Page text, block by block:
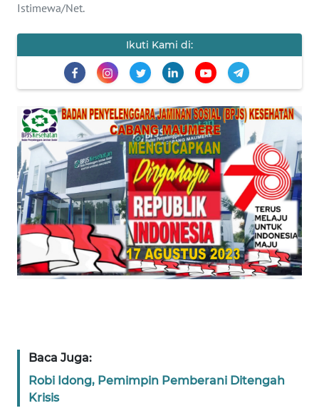
Istimewa/Net.
Ikuti Kami di:
Baca Juga:
Robi Idong, Pemimpin Pemberani Ditengah
Krisis
PEDOMAN
MEDIA
SIBER
REDAKSI
KARIR
DISCLAIMER
Wahana
News
WN
JAKARTA